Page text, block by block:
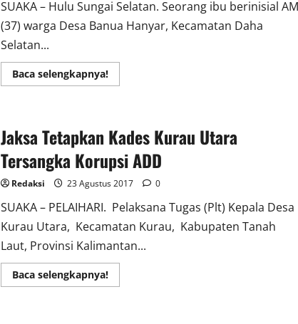
SUAKA – Hulu Sungai Selatan. Seorang ibu berinisial AM
(37) warga Desa Banua Hanyar, Kecamatan Daha
Selatan...
Baca selengkapnya!Read
more
Tangkap
Pelaku
Persetubuhan
Dibawah
Umur
Jaksa Tetapkan Kades Kurau Utara
Tersangka Korupsi ADD
Redaksi 23 Agustus 2017 0
SUAKA – PELAIHARI. Pelaksana Tugas (Plt) Kepala Desa
Kurau Utara, Kecamatan Kurau, Kabupaten Tanah
Laut, Provinsi Kalimantan...
Baca selengkapnya!Read
more